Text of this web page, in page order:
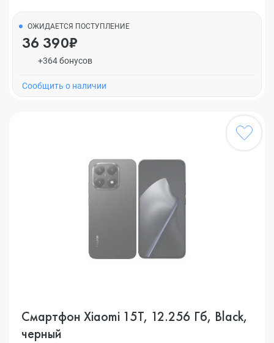
ОЖИДАЕТСЯ ПОСТУПЛЕНИЕ
36 390₽
+364 бонусов
Cообщить о наличии
Смартфон Xiaomi 15T, 12.256 Гб, Black,
черный